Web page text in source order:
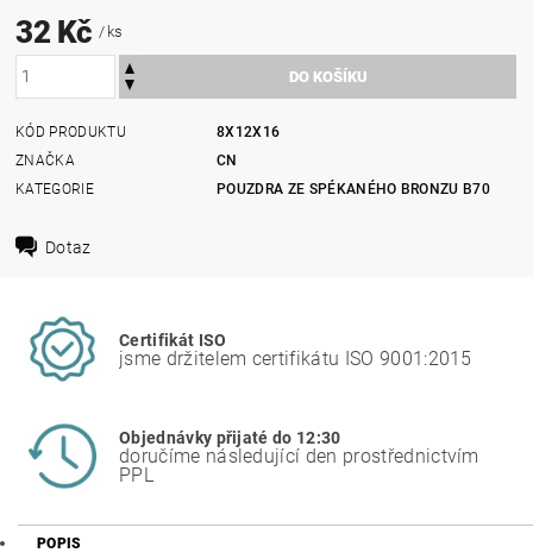
32 Kč/ ks
KÓD PRODUKTU
8X12X16
ZNAČKA
CN
KATEGORIE
POUZDRA ZE SPÉKANÉHO BRONZU B70
Dotaz
Certifikát ISO
jsme držitelem certifikátu ISO 9001:2015
Objednávky přijaté do 12:30
doručíme následující den prostřednictvím
PPL
POPIS